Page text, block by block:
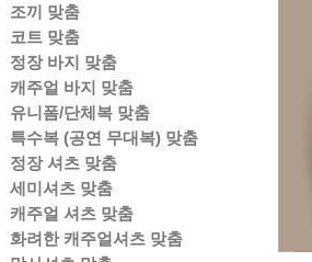
조끼 맞춤
코트 맞춤
정장 바지 맞춤
캐주얼 바지 맞춤
유니폼/단체복 맞춤
특수복 (공연 무대복) 맞춤
정장 셔츠 맞춤
세미셔츠 맞춤
캐주얼 셔츠 맞춤
화려한 캐주얼셔츠 맞춤